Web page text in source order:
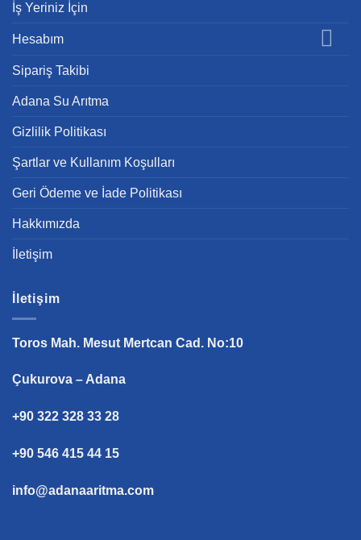
İş Yeriniz İçin
Hesabım
Sipariş Takibi
Adana Su Arıtma
Gizlilik Politikası
Şartlar ve Kullanım Koşulları
Geri Ödeme ve İade Politikası
Hakkımızda
İletişim
İletişim
Toros Mah. Mesut Mertcan Cad. No:10
Çukurova – Adana
+90 322 328 33 28
+90 546 415 44 15
info@adanaaritma.com